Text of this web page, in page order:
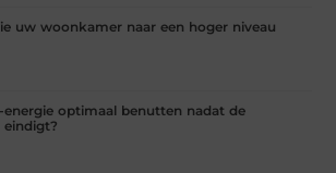
uw woonkamer naar een hoger niveau
optimaal benutten nadat de
eindigt?